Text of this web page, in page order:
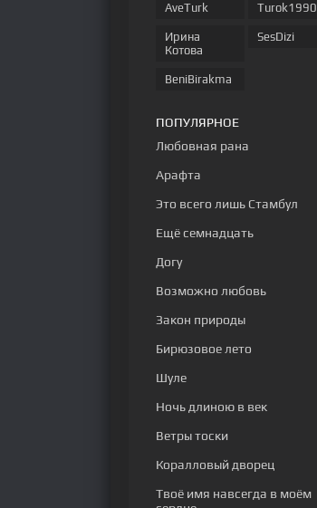
113 серия
AveTurk
Ирина
Котова
BeniBirakma
Turok1990
SesDizi
ПОПУЛЯРНОЕ
Любовная рана
Арафта
Это всего лишь Стамбул
Ещё семнадцать
Догу
Возможно любовь
Закон природы
Бирюзовое лето
Шуле
Ночь длиною в век
Ветры тоски
Коралловый дворец
Твоё имя навсегда в моём